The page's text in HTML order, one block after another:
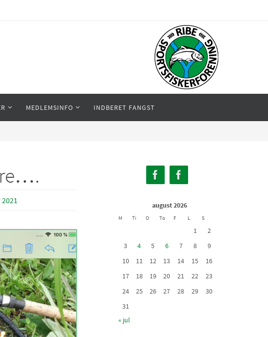
MEDLEMSINFO INDBERET FANGST
august 2026
M Ti O To F L S
1
2
3
4 5 6 7 8
9
10
11 12 13 14 15
16
17
18 19 20 21 22
23
24
25 26 27 28 29
30
31
« jul